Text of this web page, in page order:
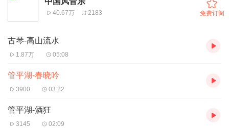
40.67万 2183 免费订阅
古琴-高山流水
1.87万 05:08
管平湖-春晓吟
3900 03:22
管平湖-酒狂
3145 02:09